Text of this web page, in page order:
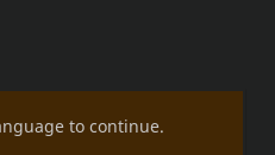
to continue.